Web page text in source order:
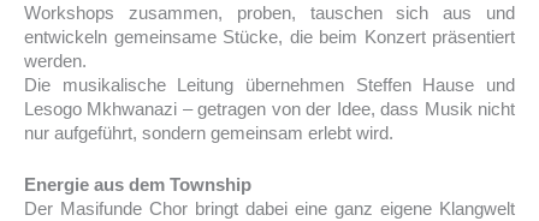
Workshops zusammen, proben, tauschen sich aus und
entwickeln gemeinsame Stücke, die beim Konzert präsentiert
werden.
Die musikalische Leitung übernehmen Steffen Hause und
Lesogo Mkhwanazi – getragen von der Idee, dass Musik nicht
nur aufgeführt, sondern gemeinsam erlebt wird.
Energie aus dem Township
Der Masifunde Chor bringt dabei eine ganz eigene Klangwelt